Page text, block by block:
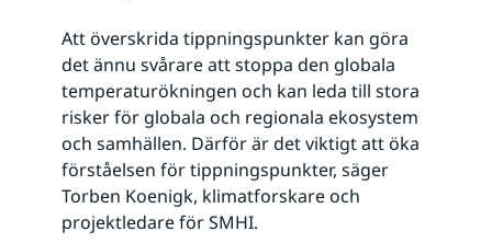
Att överskrida tippningspunkter kan göra
det ännu svårare att stoppa den globala
temperaturökningen och kan leda till stora
risker för globala och regionala ekosystem
och samhällen. Därför är det viktigt att öka
förståelsen för tippningspunkter, säger
Torben Koenigk, klimatforskare och
projektledare för SMHI.